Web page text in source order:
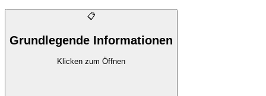
📋
Grundlegende Informationen
Klicken zum Öffnen